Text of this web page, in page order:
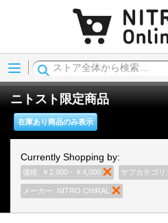
Menu
ニトスト限定商品
在庫あり商品のみ表示
Currently Shopping by:
価格: ￥2,000 - ￥4,000 商品の削除
サブカテゴリ:
メーカー: NITRO CHiRAL